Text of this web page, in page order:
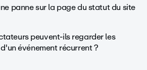
panne sur la page du statut du site
peuvent-ils regarder les
événement récurrent ?